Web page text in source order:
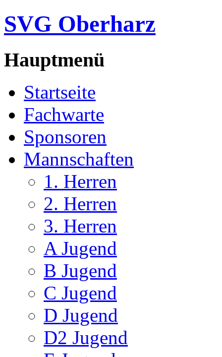
SVG Oberharz
Hauptmenü
Startseite
Fachwarte
Sponsoren
Mannschaften
1. Herren
2. Herren
3. Herren
A Jugend
B Jugend
C Jugend
D Jugend
D2 Jugend